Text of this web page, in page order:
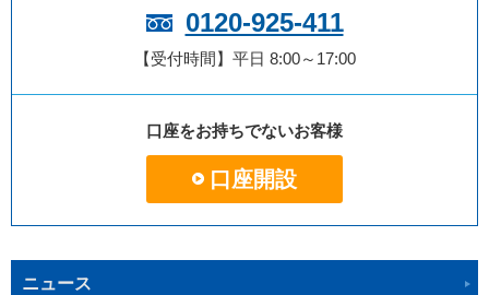
0120-925-411
【受付時間】平日 8:00～17:00
口座をお持ちでないお客様
口座開設
ニュース